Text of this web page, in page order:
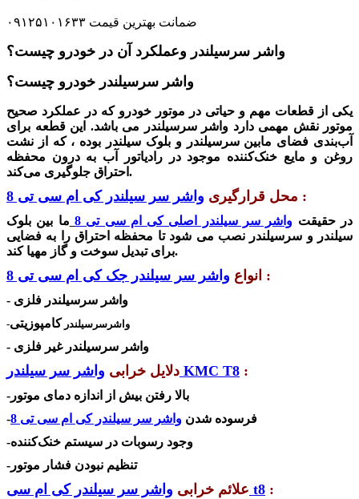
ضمانت بهترین قیمت ۰۹۱۲۵۱۰۱۶۳۳
واشر سرسیلندر وعملکرد آن در خودرو چیست؟
واشر سرسیلندر خودرو چیست؟
یکی از قطعات مهم و حیاتی در موتور خودرو که در عملکرد صحیح
موتور نقش مهمی دارد واشر سرسیلندر می باشد. این قطعه برای
آب‌بندی فضای مابین سرسیلندر و بلوک سیلندر بوده ، که از نشت
روغن و مایع خنک‌کننده موجود در
رادیاتور آب به درون محفظه
احتراق جلوگیری می‌کند.
محل قرارگیری واشر سر سیلندر کی ام سی تی 8 :
در حقیقت واشر سر سیلندر اصلی کی ام سی تی 8
ما بین بلوک
سیلندر و سرسیلندر نصب می شود تا محفظه‌ احتراق را به فضایی
برای تبدیل سوخت و گاز مهیا کند.
انواع واشر سر سیلندر جک کی ام سی تی 8 :
-واشرسرسیلندر کامپوزیتی
- واشر سرسیلندر غیر فلزی
دلایل خرابی واشر سر سیلندر KMC T8 :
-بالا رفتن بیش از اندازه دمای موتور
-فرسوده شدن واشر سر سیلندر کی ام سی تی 8
-وجود رسوبات در سیستم خنک‌کننده
-تنظیم نبودن فشار موتور
علائم خرابی واشر سر سیلندر کی ام سی t8 :